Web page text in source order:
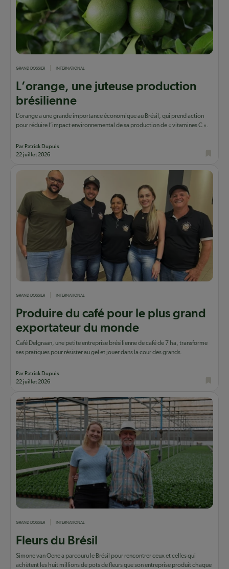
GRAND DOSSIER INTERNATIONAL
L’orange, une juteuse production
brésilienne
L’orange a une grande importance économique au Brésil, qui prend action
pour réduire l’impact environnemental de sa production de « vitamines C ».
Par Patrick Dupuis
22 juillet 2026
GRAND DOSSIER INTERNATIONAL
Produire du café pour le plus grand
exportateur du monde
Café Delgraan, une petite entreprise brésilienne de café de 7 ha, transforme
ses pratiques pour résister au gel et jouer dans la cour des grands.
Par Patrick Dupuis
22 juillet 2026
GRAND DOSSIER INTERNATIONAL
Fleurs du Brésil
Simone van Oene a parcouru le Brésil pour rencontrer ceux et celles qui
achètent les huit millions de pots de fleurs que son entreprise produit chaque